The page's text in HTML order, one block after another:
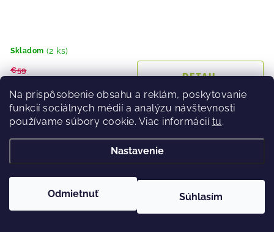
Na prispôsobenie obsahu a reklám, poskytovanie
funkcií sociálnych médií a analýzu návštevnosti
používame súbory cookie. Viac informácií tu.
Nastavenie
Odmietnuť Súhlasím
Skladom (2 ks)
€59
DETAIL
Dámska vetrovka Silvini Vetta WJ1623 Blush